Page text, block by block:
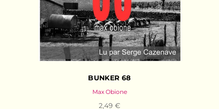
BUNKER 68
Max Obione
2,49 €